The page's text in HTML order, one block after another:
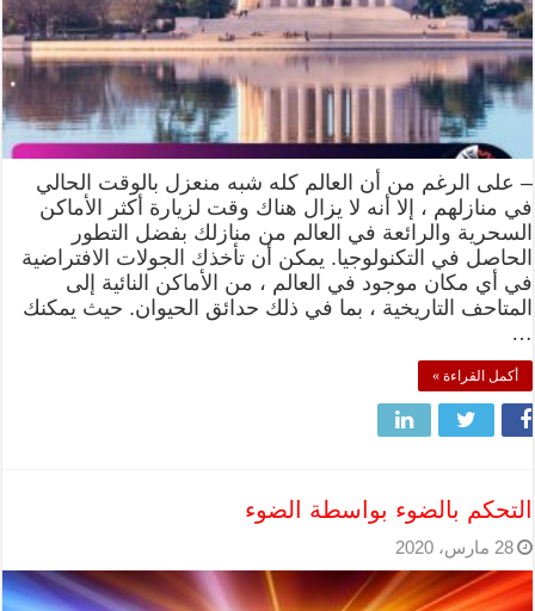
– ‎على الرغم من أن العالم كله شبه منعزل بالوقت الحالي
في منازلهم ، إلا أنه لا يزال هناك وقت لزيارة أكثر الأماكن
السحرية والرائعة في العالم من منازلك بفضل التطور
الحاصل في التكنولوجيا. يمكن أن تأخذك الجولات الافتراضية
في أي مكان موجود في العالم ، من الأماكن النائية إلى
المتاحف التاريخية ، بما في ذلك حدائق الحيوان. حيث يمكنك
…
أكمل القراءة »
التحكم بالضوء بواسطة الضوء
28 مارس، 2020